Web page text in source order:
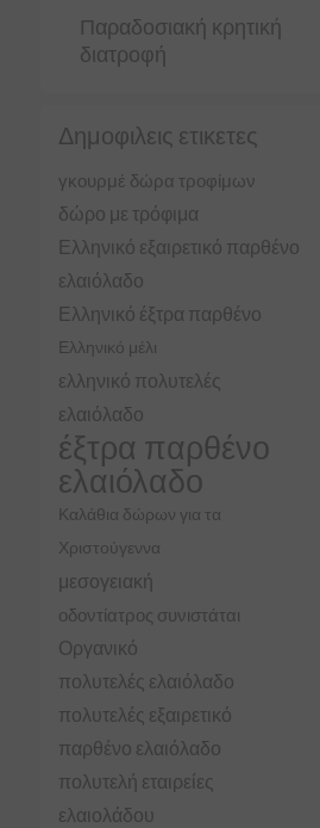
Παραδοσιακή κρητική
διατροφή
Δημοφιλεις ετικετες
γκουρμέ δώρα τροφίμων
δώρο με τρόφιμα
Ελληνικό εξαιρετικό παρθένο
ελαιόλαδο
Ελληνικό έξτρα παρθένο
Ελληνικό μέλι
ελληνικό πολυτελές
ελαιόλαδο
έξτρα παρθένο
ελαιόλαδο
Καλάθια δώρων για τα
Χριστούγεννα
μεσογειακή
οδοντίατρος συνιστάται
Οργανικό
πολυτελές ελαιόλαδο
πολυτελές εξαιρετικό
παρθένο ελαιόλαδο
πολυτελή εταιρείες
ελαιολάδου